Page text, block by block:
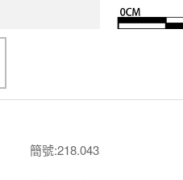
簡號:218.043